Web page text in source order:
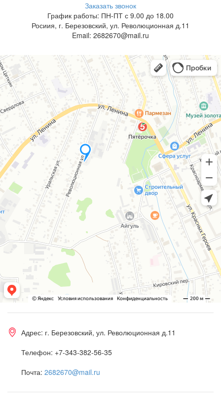
Заказать звонок
График работы: ПН-ПТ с 9.00 до 18.00
Росиия, г. Березовский, ул. Революционная д.11
Email: 2682670@mail.ru
Адрес: г. Березовский, ул. Революционная д.11
Телефон: +7-343-382-56-35
Почта: 2682670@mail.ru